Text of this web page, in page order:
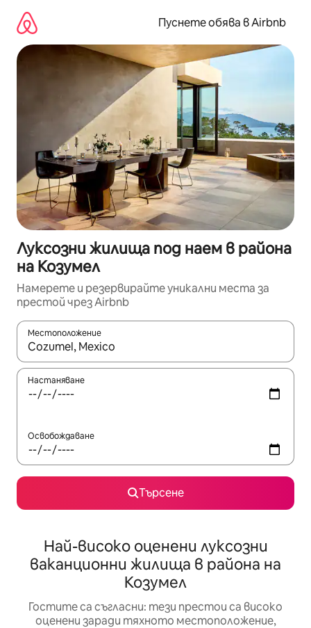
съдържанието
Пуснете обява в Airbnb
Луксозни жилища под наем в района
на Козумел
Намерете и резервирайте уникални места за
престой чрез Airbnb
Местоположение
Когато резултатите се покажат, използвайте
Настаняване
Освобождаване
Търсене
Най-високо оценени луксозни
ваканционни жилища в района на
Козумел
Гостите са съгласни: тези престои са високо
оценени заради тяхното местоположение,